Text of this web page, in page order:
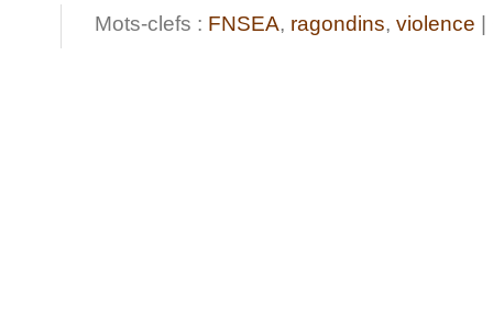
Mots-clefs : FNSEA, ragondins, violence |